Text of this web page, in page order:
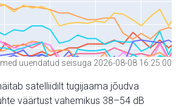
uuendatud seisuga 2026-08-08 16:25:00
satelliidilt tugijaama jõudva
väärtust vahemikus 38–54 dB